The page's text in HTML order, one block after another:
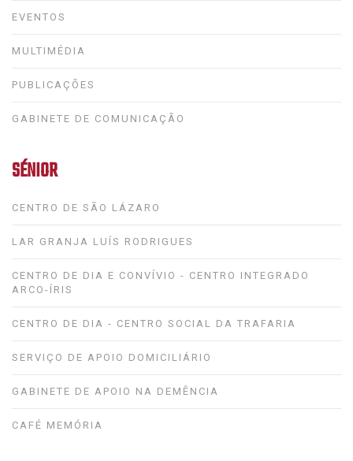
EVENTOS
MULTIMÉDIA
PUBLICAÇÕES
GABINETE DE COMUNICAÇÃO
SÉNIOR
CENTRO DE SÃO LÁZARO
LAR GRANJA LUÍS RODRIGUES
CENTRO DE DIA E CONVÍVIO - CENTRO INTEGRADO
ARCO-ÍRIS
CENTRO DE DIA - CENTRO SOCIAL DA TRAFARIA
SERVIÇO DE APOIO DOMICILIÁRIO
GABINETE DE APOIO NA DEMÊNCIA
CAFÉ MEMÓRIA